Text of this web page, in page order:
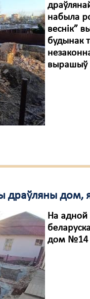
набыла
веснік”
будынак
вырашыў
драўляны дом,
На адной
дом №14